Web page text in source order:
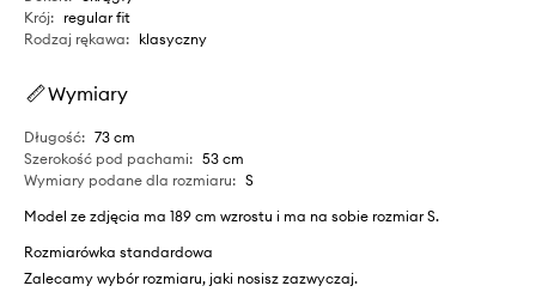
Krój: regular fit
Rodzaj rękawa: klasyczny
Wymiary
Długość: 73 cm
Szerokość pod pachami: 53 cm
Wymiary podane dla rozmiaru: S
Model ze zdjęcia ma 189 cm wzrostu i ma na sobie rozmiar S.
Rozmiarówka standardowa
Zalecamy wybór rozmiaru, jaki nosisz zazwyczaj.